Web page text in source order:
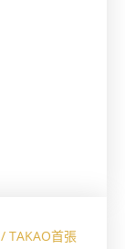
/ TAKAO首張